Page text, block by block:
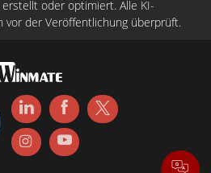
oder optimiert. Alle KI-
vor der Veröffentlichung überprüft.